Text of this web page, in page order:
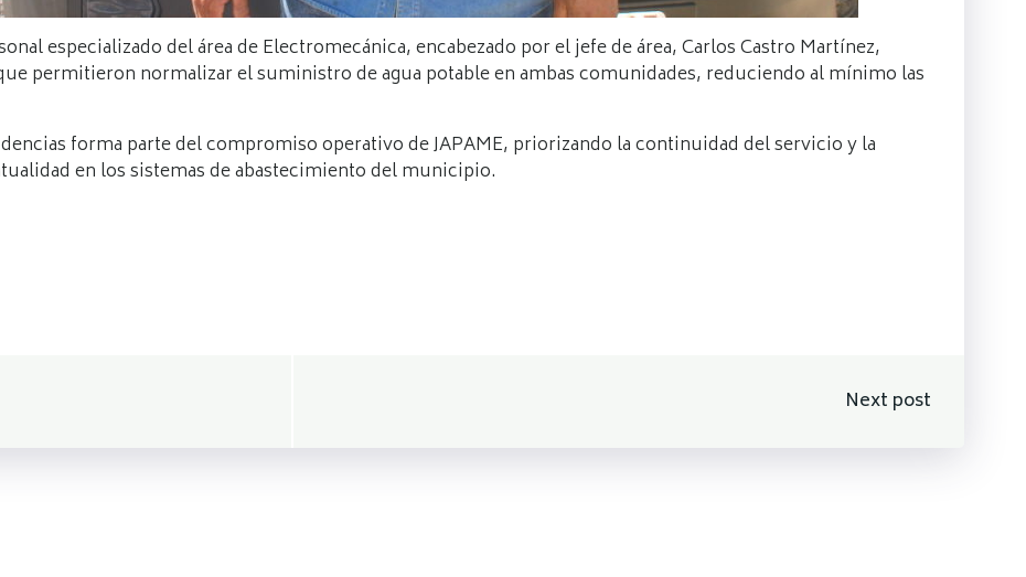
especializado del área de Electromecánica, encabezado por el jefe de área, Carlos Castro Martínez,
permitieron normalizar el suministro de agua potable en ambas comunidades, reduciendo al mínimo las
forma parte del compromiso operativo de JAPAME, priorizando la continuidad del servicio y la
en los sistemas de abastecimiento del municipio.
Next post